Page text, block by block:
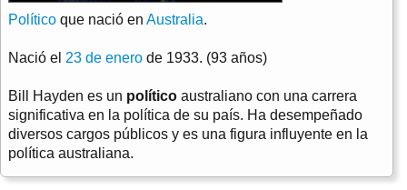
Político que nació en Australia.
Nació el 23 de enero de 1933. (93 años)
Bill Hayden es un político australiano con una carrera
significativa en la política de su país. Ha desempeñado
diversos cargos públicos y es una figura influyente en la
política australiana.